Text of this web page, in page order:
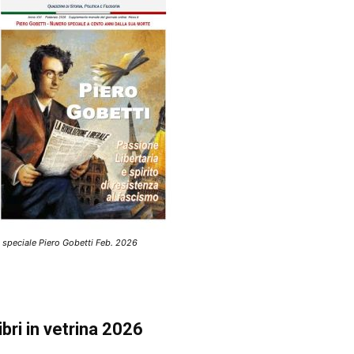
speciale Piero Gobetti Feb. 2026
in vetrina 2026